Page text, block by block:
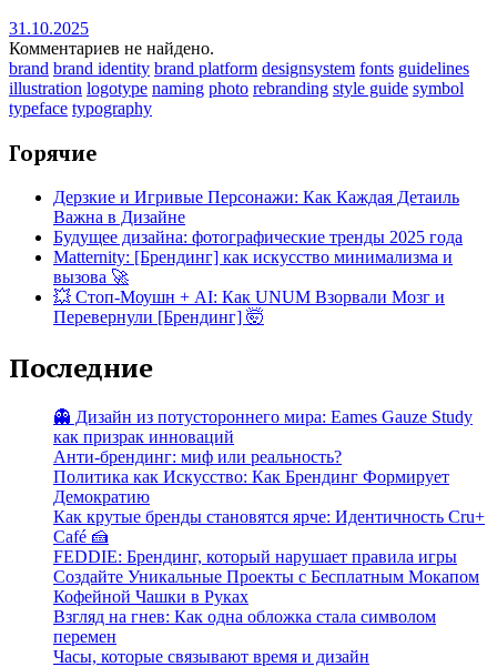
31.10.2025
Комментариев не найдено.
brand brand identity brand platform designsystem fonts guidelines
illustration logotype naming photo rebranding style guide symbol
typeface typography
Горячие
Дерзкие и Игривые Персонажи: Как Каждая Детаиль
Важна в Дизайне
Будущее дизайна: фотографические тренды 2025 года
Matternity: [Брендинг] как искусство минимализма и
вызова 🚀
💥 Стоп-Моушн + AI: Как UNUM Взорвали Мозг и
Перевернули [Брендинг] 🤯
Последние
👻 Дизайн из потустороннего мира: Eames Gauze Study
как призрак инноваций
Анти-брендинг: миф или реальность?
Политика как Искусство: Как Брендинг Формирует
Демократию
Как крутые бренды становятся ярче: Идентичность Cru+
Café 🍰
FEDDIE: Брендинг, который нарушает правила игры
Создайте Уникальные Проекты с Бесплатным Мокапом
Кофейной Чашки в Руках
Взгляд на гнев: Как одна обложка стала символом
перемен
Часы, которые связывают время и дизайн